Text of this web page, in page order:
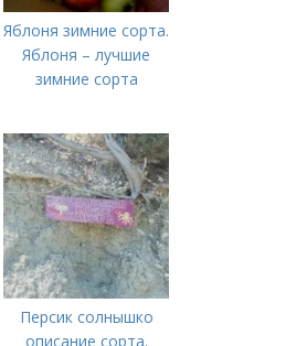
Яблоня зимние сорта.
Яблоня – лучшие
зимние сорта
Персик солнышко
описание сорта.